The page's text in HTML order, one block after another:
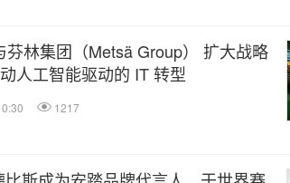
芬林集团（Metsä Group） 扩大战略
人工智能驱动的 IT 转型
1217